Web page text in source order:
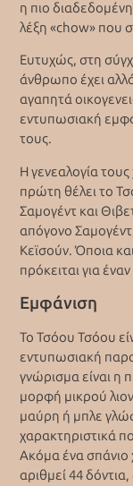
η πιο
λέξη «chow» που
Ευτυχώς, στη
άνθρωπο έχει
αγαπητά
εντυπωσιακή
τους.
Η γενεαλογία
πρώτη θέλει το
Σαμογέντ και
απόγονο
Κεϊσούν. Όποια
πρόκειται για
Εμφάνιση
Το Τσόου Τσόου
εντυπωσιακή
γνώρισμα είναι η
μορφή μικρού
μαύρη ή μπλε
χαρακτηριστικά
Ακόμα ένα σπάνιο
αριθμεί 44